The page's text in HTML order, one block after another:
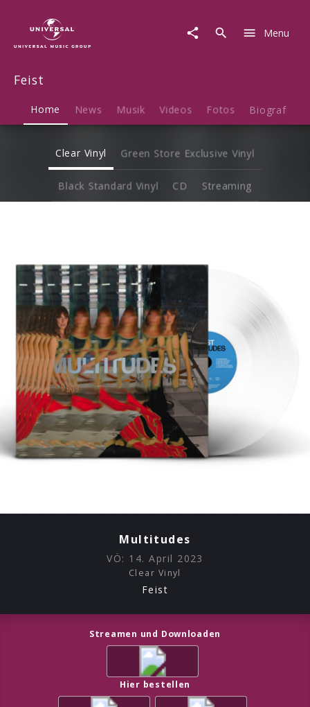
Menu
Feist
Home News Musik Videos Fotos Biografie
Clear Vinyl Green Store Exclusive Vinyl
Black Standard Vinyl CD Streaming
Multitudes
VÖ: 14. April 2023
Clear Vinyl
Feist
Streamen und Downloaden
Hier bestellen